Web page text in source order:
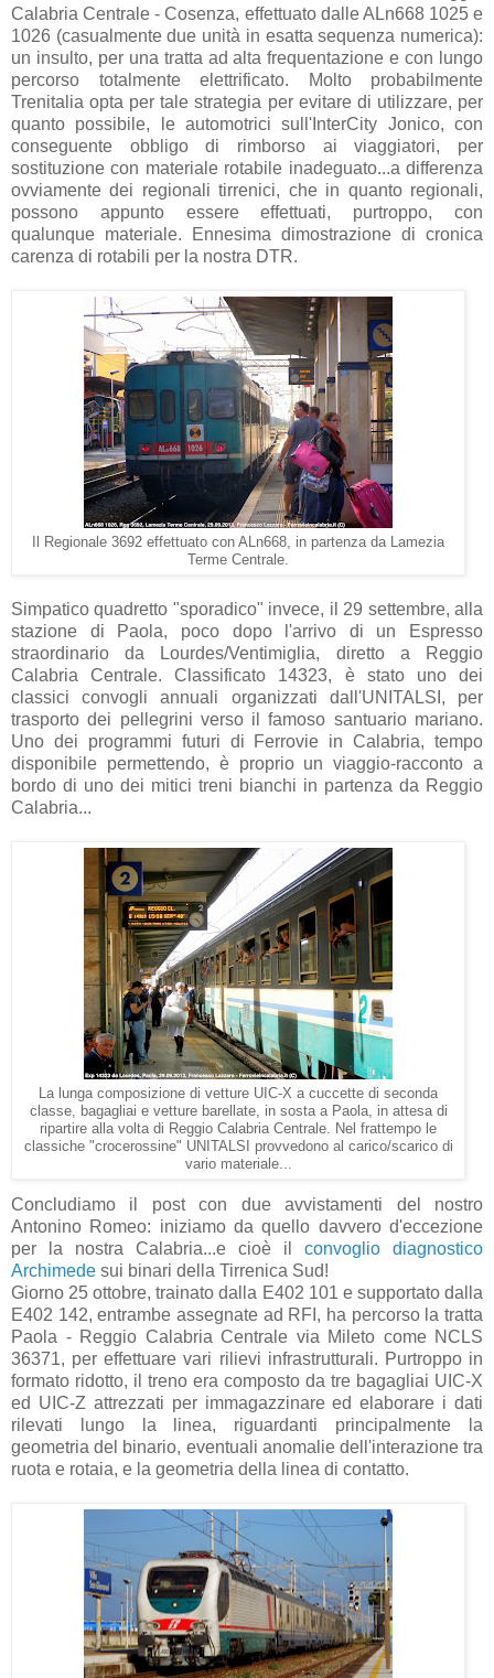
Calabria Centrale - Cosenza, effettuato dalle ALn668 1025 e
1026 (casualmente due unità in esatta sequenza numerica):
un insulto, per una tratta ad alta frequentazione e con lungo
percorso totalmente elettrificato. Molto probabilmente
Trenitalia opta per tale strategia per evitare di utilizzare, per
quanto possibile, le automotrici sull'InterCity Jonico, con
conseguente obbligo di rimborso ai viaggiatori, per
sostituzione con materiale rotabile inadeguato...a differenza
ovviamente dei regionali tirrenici, che in quanto regionali,
possono appunto essere effettuati, purtroppo, con
qualunque materiale. Ennesima dimostrazione di cronica
carenza di rotabili per la nostra DTR.
Il Regionale 3692 effettuato con ALn668, in partenza da Lamezia
Terme Centrale.
Simpatico quadretto "sporadico" invece, il 29 settembre, alla
stazione di Paola, poco dopo l'arrivo di un Espresso
straordinario da Lourdes/Ventimiglia, diretto a Reggio
Calabria Centrale. Classificato 14323, è stato uno dei
classici convogli annuali organizzati dall'UNITALSI, per
trasporto dei pellegrini verso il famoso santuario mariano.
Uno dei programmi futuri di Ferrovie in Calabria, tempo
disponibile permettendo, è proprio un viaggio-racconto a
bordo di uno dei mitici treni bianchi in partenza da Reggio
Calabria...
La lunga composizione di vetture UIC-X a cuccette di seconda
classe, bagagliai e vetture barellate, in sosta a Paola, in attesa di
ripartire alla volta di Reggio Calabria Centrale. Nel frattempo le
classiche "crocerossine" UNITALSI provvedono al carico/scarico di
vario materiale...
Concludiamo il post con due avvistamenti del nostro
Antonino Romeo: iniziamo da quello davvero d'eccezione
per la nostra Calabria...e cioè il convoglio diagnostico
Archimede sui binari della Tirrenica Sud!
Giorno 25 ottobre, trainato dalla E402 101 e supportato dalla
E402 142, entrambe assegnate ad RFI, ha percorso la tratta
Paola - Reggio Calabria Centrale via Mileto come NCLS
36371, per effettuare vari rilievi infrastrutturali. Purtroppo in
formato ridotto, il treno era composto da tre bagagliai UIC-X
ed UIC-Z attrezzati per immagazzinare ed elaborare i dati
rilevati lungo la linea, riguardanti principalmente la
geometria del binario, eventuali anomalie dell'interazione tra
ruota e rotaia, e la geometria della linea di contatto.